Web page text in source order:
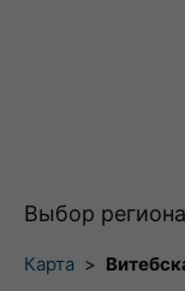
Выбор
Карта >